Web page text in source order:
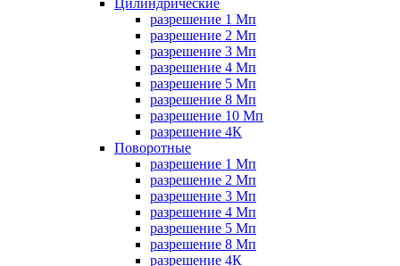
Цилиндрические
разрешение 1 Мп
разрешение 2 Мп
разрешение 3 Мп
разрешение 4 Мп
разрешение 5 Мп
разрешение 8 Мп
разрешение 10 Мп
разрешение 4К
Поворотные
разрешение 1 Мп
разрешение 2 Мп
разрешение 3 Мп
разрешение 4 Мп
разрешение 5 Мп
разрешение 8 Мп
разрешение 4К